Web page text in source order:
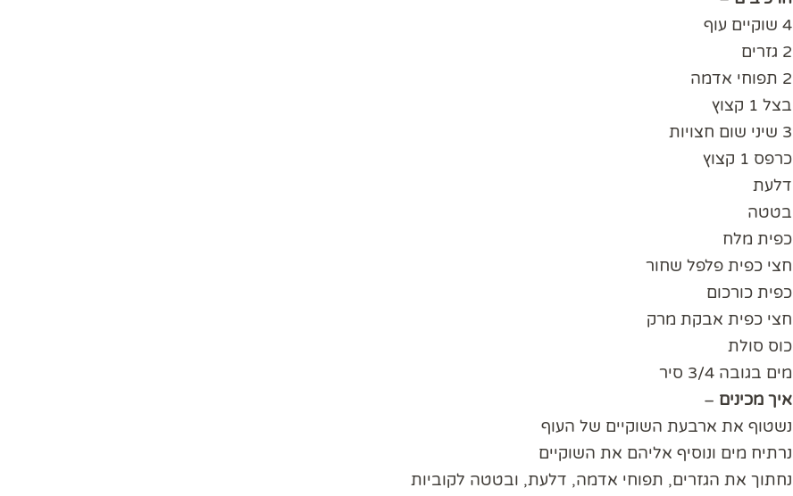
4 שוקיים עוף
2 גזרים
2 תפוחי אדמה
בצל 1 קצוץ
3 שיני שום חצויות
כרפס 1 קצוץ
דלעת
בטטה
כפית מלח
חצי כפית פלפל שחור
כפית כורכום
חצי כפית אבקת מרק
כוס סולת
מים בגובה 3/4 סיר
איך מכינים –
נשטוף את ארבעת השוקיים של העוף
נרתיח מים ונוסיף אליהם את השוקיים
נחתוך את הגזרים, תפוחי אדמה, דלעת, ובטטה לקוביות